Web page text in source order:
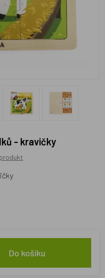
- kravičky
Do košíku